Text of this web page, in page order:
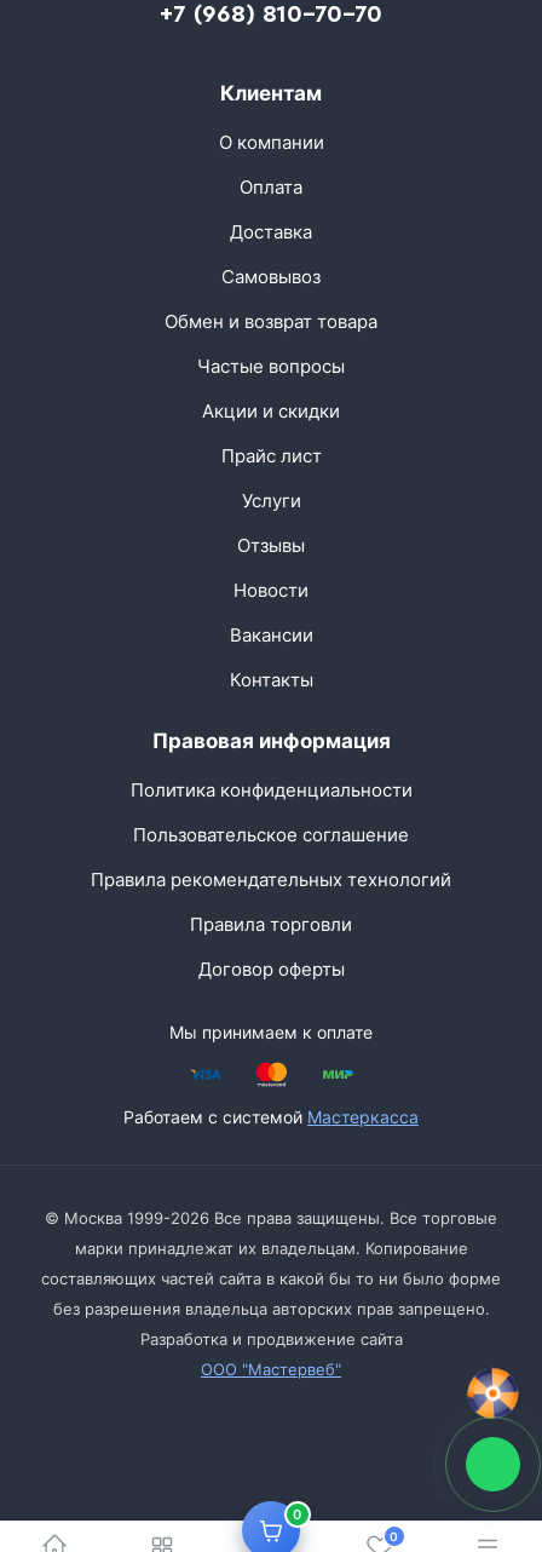
0
0
+7 (968) 810-70-70
Клиентам
О компании
Оплата
Доставка
Самовывоз
Обмен и возврат товара
Частые вопросы
Акции и скидки
Прайс лист
Услуги
Отзывы
Новости
Вакансии
Контакты
Правовая информация
Политика конфиденциальности
Пользовательское соглашение
Правила рекомендательных технологий
Правила торговли
Договор оферты
Мы принимаем к оплате
Работаем с системой Мастеркасса
© Москва 1999-2026 Все права защищены. Все торговые
марки принадлежат их владельцам. Копирование
составляющих частей сайта в какой бы то ни было форме
без разрешения владельца авторских прав запрещено.
Разработка и продвижение сайта
ООО "Мастервеб"